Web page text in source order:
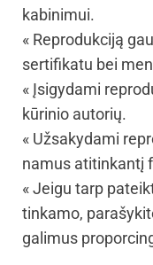
kabinimui.
« Reprodukciją
sertifikatu bei
« Įsigydami
kūrinio autorių.
« Užsakydami
namus atitinkantį
« Jeigu tarp
tinkamo,
galimus